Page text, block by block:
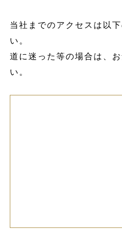
当社までのアクセスは以
い。
道に迷った等の場合は、
い。